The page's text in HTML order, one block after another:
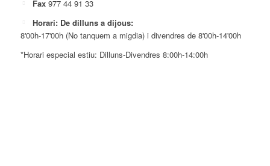
Fax 977 44 91 33
Horari: De dilluns a dijous:
8'00h-17'00h (No tanquem a migdia) i divendres de 8'00h-14'00h
*Horari especial estiu: Dilluns-Divendres 8:00h-14:00h